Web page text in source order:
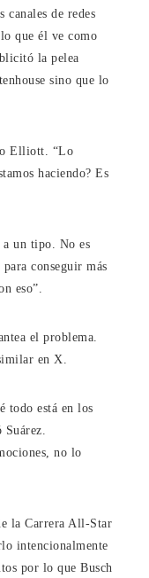
canales de redes
que él ve como
la pelea
sino que lo
Elliott. “Lo
haciendo? Es
a un tipo. No es
conseguir más
eso”.
el problema.
en X.
todo está en los
no lo
la Carrera All-Star
intencionalmente
por lo que Busch